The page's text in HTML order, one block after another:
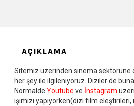
AÇIKLAMA
Sitemiz üzerinden sinema sektörüne
her şey ile ilgileniyoruz. Diziler de
Normalde Youtube ve İnstagram
işimizi yapıyorken(dizi film eleştirileri,